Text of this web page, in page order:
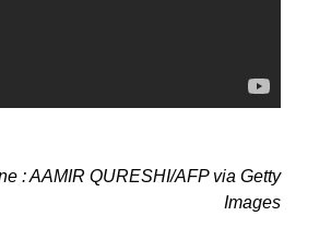
: AAMIR QURESHI/AFP via Getty
Images